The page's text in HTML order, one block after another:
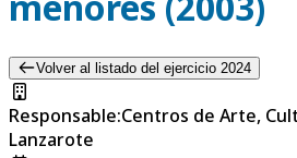
Volver al listado del ejercicio 2024
Responsable:Centros de Arte,
Lanzarote